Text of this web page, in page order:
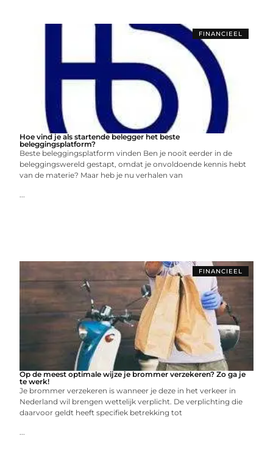
FINANCIEEL
Hoe vind je als startende belegger het beste
beleggingsplatform?
Beste beleggingsplatform vinden Ben je nooit eerder in de
beleggingswereld gestapt, omdat je onvoldoende kennis hebt
van de materie? Maar heb je nu verhalen van
...
FINANCIEEL
Op de meest optimale wijze je brommer verzekeren? Zo ga je
te werk!
Je brommer verzekeren is wanneer je deze in het verkeer in
Nederland wil brengen wettelijk verplicht. De verplichting die
daarvoor geldt heeft specifiek betrekking tot
...